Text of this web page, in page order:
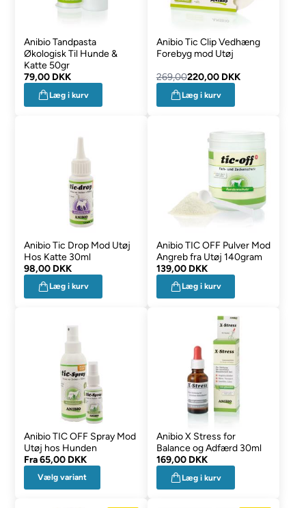
Anibio Tandpasta
Økologisk Til Hunde &
Katte 50gr
79,00 DKK
Læg i kurv
Anibio Tic Clip Vedhæng
Forebyg mod Utøj
269,00220,00 DKK
Læg i kurv
Anibio Tic Drop Mod Utøj
Hos Katte 30ml
98,00 DKK
Læg i kurv
Anibio TIC OFF Pulver Mod
Angreb fra Utøj 140gram
139,00 DKK
Læg i kurv
Anibio TIC OFF Spray Mod
Utøj hos Hunden
Fra65,00 DKK
Vælg variant
Anibio X Stress for
Balance og Adfærd 30ml
169,00 DKK
Læg i kurv